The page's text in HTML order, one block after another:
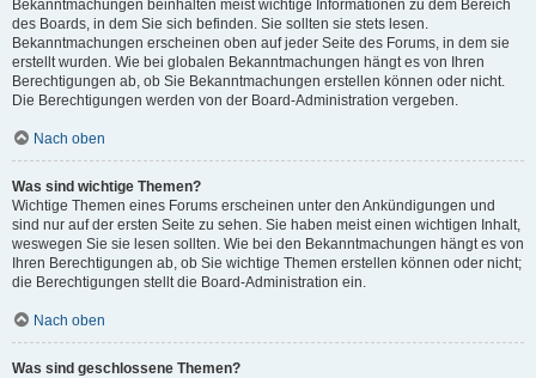
Bekanntmachungen beinhalten meist wichtige Informationen zu dem Bereich
des Boards, in dem Sie sich befinden. Sie sollten sie stets lesen.
Bekanntmachungen erscheinen oben auf jeder Seite des Forums, in dem sie
erstellt wurden. Wie bei globalen Bekanntmachungen hängt es von Ihren
Berechtigungen ab, ob Sie Bekanntmachungen erstellen können oder nicht.
Die Berechtigungen werden von der Board-Administration vergeben.
Nach oben
Was sind wichtige Themen?
Wichtige Themen eines Forums erscheinen unter den Ankündigungen und
sind nur auf der ersten Seite zu sehen. Sie haben meist einen wichtigen Inhalt,
weswegen Sie sie lesen sollten. Wie bei den Bekanntmachungen hängt es von
Ihren Berechtigungen ab, ob Sie wichtige Themen erstellen können oder nicht;
die Berechtigungen stellt die Board-Administration ein.
Nach oben
Was sind geschlossene Themen?